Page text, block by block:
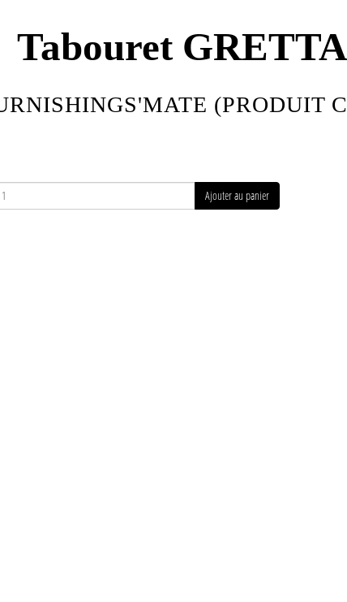
Tabouret GRETTA
(PRODUIT
Ajouter au panier